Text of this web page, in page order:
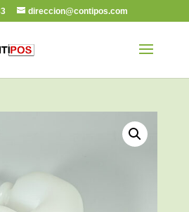
direccion@contipos.com